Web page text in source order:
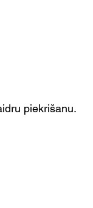
piekrišanu.